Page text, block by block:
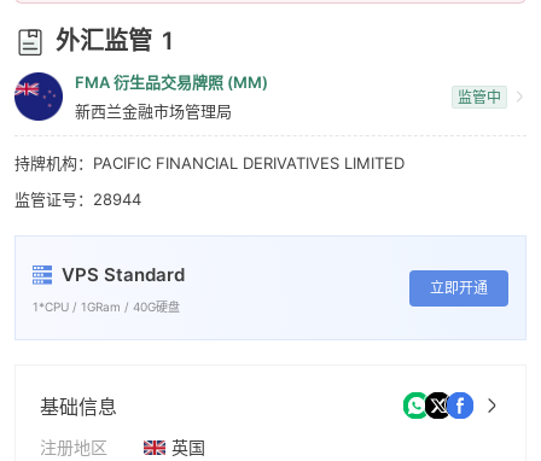
外汇监管 1
FMA 衍生品交易牌照 (MM)
新西兰金融市场管理局
监管中
持牌机构：PACIFIC FINANCIAL DERIVATIVES LIMITED
监管证号：28944
VPS Standard
1*CPU / 1GRam / 40G硬盘
立即开通
基础信息
注册地区
英国